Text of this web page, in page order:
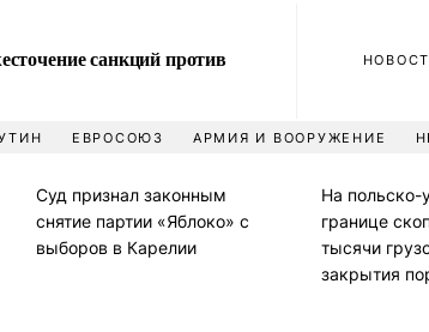
санкций против
ЕВРОСОЮЗ АРМИЯ И ВООРУЖЕНИЕ
Суд признал законным
снятие партии «Яблоко» с
выборов в Карелии
На польско-
границе
тысячи
закрытия